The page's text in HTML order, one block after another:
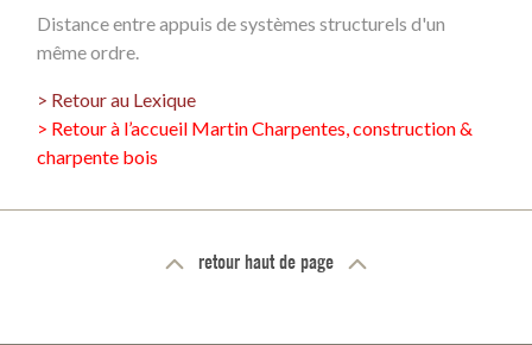
Distance entre appuis de systèmes structurels d'un
même ordre.
> Retour au Lexique
> Retour à l’accueil Martin Charpentes, construction &
charpente bois
retour haut de page